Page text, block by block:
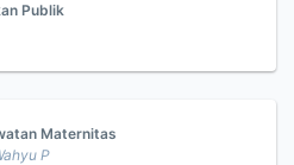
Publik
Maternitas
P